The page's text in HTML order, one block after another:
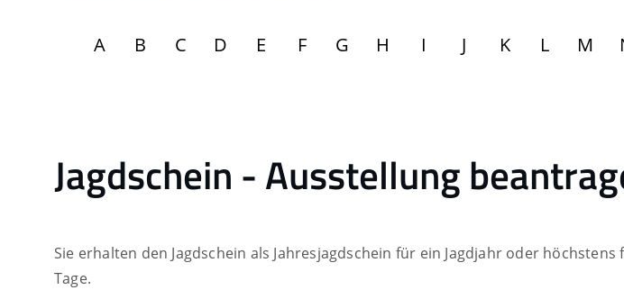
A B C D E F G H I J K L M
Jagdschein - Ausstellung
Sie erhalten den Jagdschein als Jahresjagdschein für ein Jagdjahr oder
Tage.